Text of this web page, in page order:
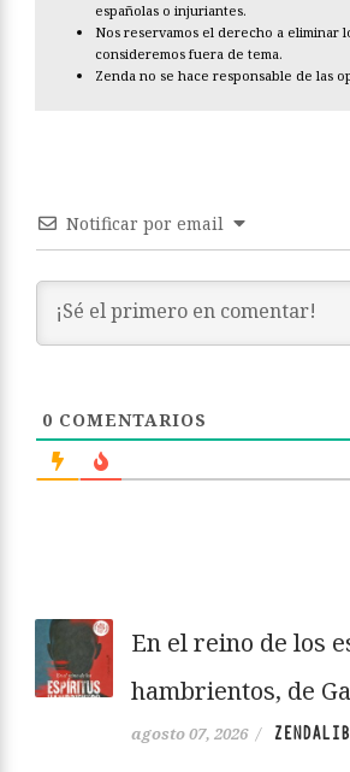
españolas o injuriantes.
Nos reservamos el derecho a eliminar
consideremos fuera de tema.
Zenda no se hace responsable de las
Notificar por email
0 COMENTARIOS
En el reino de los
hambrientos, de
agosto 07, 2026 /